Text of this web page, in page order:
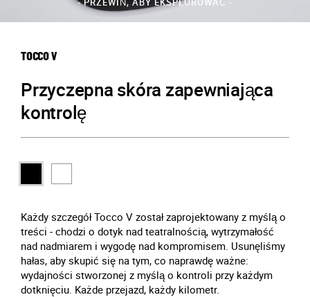
TOCCO V
Przyczepna skóra zapewniająca
kontrolę
Każdy szczegół Tocco V został zaprojektowany z myślą o
treści - chodzi o dotyk nad teatralnością, wytrzymałość
nad nadmiarem i wygodę nad kompromisem. Usunęliśmy
hałas, aby skupić się na tym, co naprawdę ważne:
wydajności stworzonej z myślą o kontroli przy każdym
dotknięciu. Każde przejazd, każdy kilometr.